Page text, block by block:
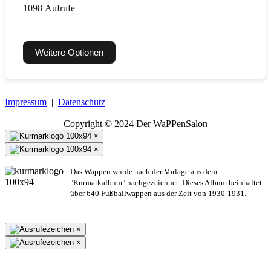
1098 Aufrufe
Weitere Optionen
Impressum | Datenschutz
Copyright © 2024 Der WaPPenSalon
×
×
Das Wappen wurde nach der Vorlage aus dem
"Kurmarkalbum" nachgezeichnet. Dieses Album beinhaltet
über 640 Fußballwappen aus der Zeit von 1930-1931.
×
×